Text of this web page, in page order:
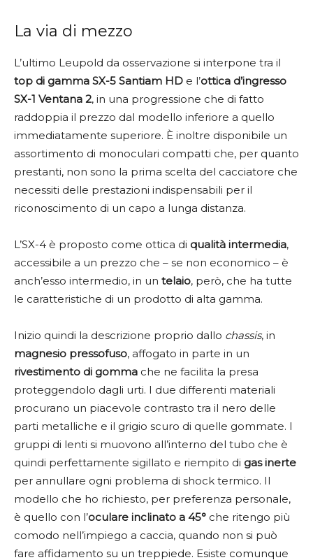
La via di mezzo
L’ultimo Leupold da osservazione si interpone tra il
top di gamma SX-5 Santiam HD e l’ottica d’ingresso
SX-1 Ventana 2, in una progressione che di fatto
raddoppia il prezzo dal modello inferiore a quello
immediatamente superiore. È inoltre disponibile un
assortimento di monoculari compatti che, per quanto
prestanti, non sono la prima scelta del cacciatore che
necessiti delle prestazioni indispensabili per il
riconoscimento di un capo a lunga distanza.
L’SX-4 è proposto come ottica di qualità intermedia,
accessibile a un prezzo che – se non economico – è
anch’esso intermedio, in un telaio, però, che ha tutte
le caratteristiche di un prodotto di alta gamma.
Inizio quindi la descrizione proprio dallo chassis, in
magnesio pressofuso, affogato in parte in un
rivestimento di gomma che ne facilita la presa
proteggendolo dagli urti. I due differenti materiali
procurano un piacevole contrasto tra il nero delle
parti metalliche e il grigio scuro di quelle gommate. I
gruppi di lenti si muovono all’interno del tubo che è
quindi perfettamente sigillato e riempito di gas inerte
per annullare ogni problema di shock termico. Il
modello che ho richiesto, per preferenza personale,
è quello con l’oculare inclinato a 45° che ritengo più
comodo nell’impiego a caccia, quando non si può
fare affidamento su un treppiede. Esiste comunque